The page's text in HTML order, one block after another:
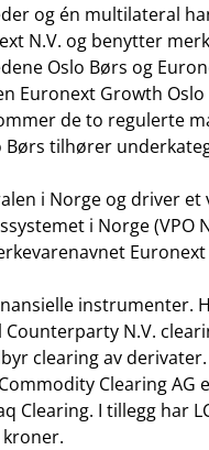
og én multilateral
N.V. og benytter
Oslo Børs og
Euronext Growth
de to regulerte
tilhører
i Norge og driver
i Norge (VPO
instrumenter.
Counterparty N.V.
clearing av
Clearing
Clearing. I tillegg har